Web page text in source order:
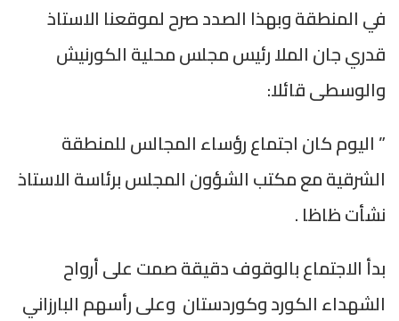
في المنطقة وبهذا الصدد صرح لموقعنا الاستاذ
قدري جان الملا رئيس مجلس محلية الكورنيش
والوسطى قائلا:
” اليوم كان اجتماع رؤساء المجالس للمنطقة
الشرقية مع مكتب الشؤون المجلس برئاسة الاستاذ
نشأت ظاظا .
بدأ الاجتماع بالوقوف دقيقة صمت على أرواح
الشهداء الكورد وكوردستان وعلى رأسهم البارزاني